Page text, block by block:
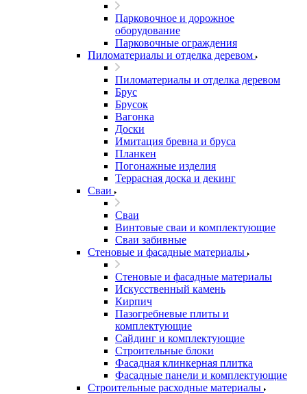
Парковочное и дорожное
оборудование
Парковочные ограждения
Пиломатериалы и отделка деревом
Пиломатериалы и отделка деревом
Брус
Брусок
Вагонка
Доски
Имитация бревна и бруса
Планкен
Погонажные изделия
Террасная доска и декинг
Сваи
Сваи
Винтовые сваи и комплектующие
Сваи забивные
Стеновые и фасадные материалы
Стеновые и фасадные материалы
Искусственный камень
Кирпич
Пазогребневые плиты и
комплектующие
Сайдинг и комплектующие
Строительные блоки
Фасадная клинкерная плитка
Фасадные панели и комплектующие
Строительные расходные материалы